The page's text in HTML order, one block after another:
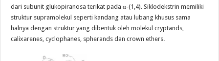
dari subunit glukopiranosa terikat pada α-(1,4). Siklodekstrin memiliki
struktur supramolekul seperti kandang atau lubang khusus sama
halnya dengan struktur yang dibentuk oleh molekul cryptands,
calixarenes, cyclophanes, spherands dan crown ethers.